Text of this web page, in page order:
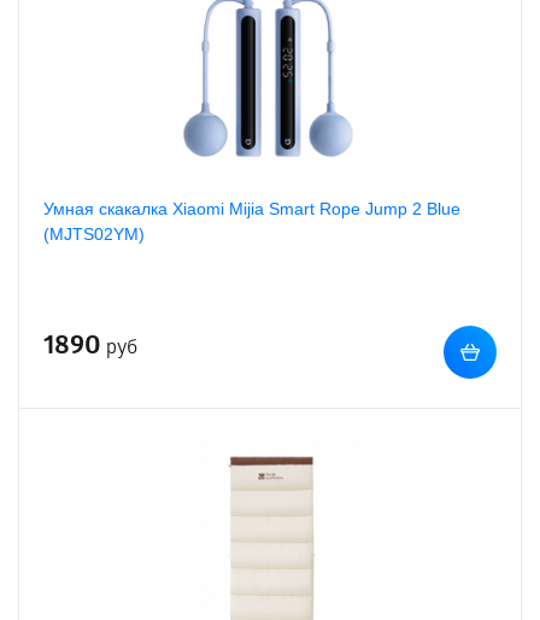
Умная скакалка Xiaomi Mijia Smart Rope Jump 2 Blue
(MJTS02YM)
1890 руб